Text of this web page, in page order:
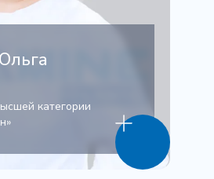
категории